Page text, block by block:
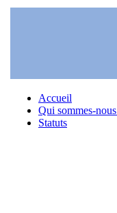
Accueil
Qui sommes-
Statuts